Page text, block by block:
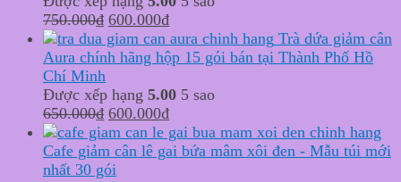
750.000₫ Original
price
was:
600.000₫Current
price
is:
Trà dứa giảm cân
Aura chính hãng hộp 15 gói bán tại Thành Phố Hồ
Chí Minh
Được xếp hạng 5.00 5 sao
650.000₫ Original
price
was:
650.000₫.
600.000₫Current
price
is:
Cafe giảm cân lê gai bứa mâm xôi đen - Mẫu túi mới
nhất 30 gói